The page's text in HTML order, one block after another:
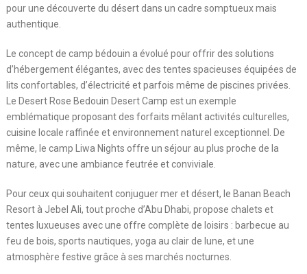
pour une découverte du désert dans un cadre somptueux mais
authentique.
Le concept de camp bédouin a évolué pour offrir des solutions
d’hébergement élégantes, avec des tentes spacieuses équipées de
lits confortables, d’électricité et parfois même de piscines privées.
Le Desert Rose Bedouin Desert Camp est un exemple
emblématique proposant des forfaits mêlant activités culturelles,
cuisine locale raffinée et environnement naturel exceptionnel. De
même, le camp Liwa Nights offre un séjour au plus proche de la
nature, avec une ambiance feutrée et conviviale.
Pour ceux qui souhaitent conjuguer mer et désert, le Banan Beach
Resort à Jebel Ali, tout proche d’Abu Dhabi, propose chalets et
tentes luxueuses avec une offre complète de loisirs : barbecue au
feu de bois, sports nautiques, yoga au clair de lune, et une
atmosphère festive grâce à ses marchés nocturnes.